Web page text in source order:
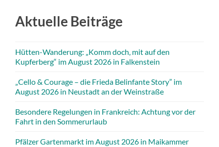
Aktuelle Beiträge
Hütten-Wanderung: „Komm doch, mit auf den
Kupferberg“ im August 2026 in Falkenstein
„Cello & Courage – die Frieda Belinfante Story” im
August 2026 in Neustadt an der Weinstraße
Besondere Regelungen in Frankreich: Achtung vor der
Fahrt in den Sommerurlaub
Pfälzer Gartenmarkt im August 2026 in Maikammer